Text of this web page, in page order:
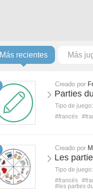
Más recientes Más
Creado por
Parties
Tipo de juego:
#francés
Creado por
Les
Tipo de juego:
#francés
#les parties